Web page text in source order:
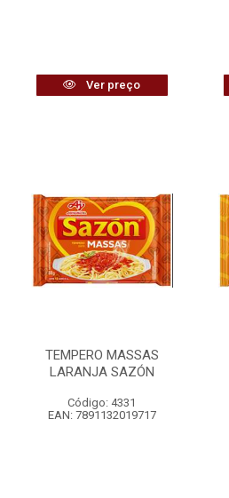
Ver preço
TEMPERO MASSAS
LARANJA SAZÓN
Código: 4331
EAN: 7891132019717